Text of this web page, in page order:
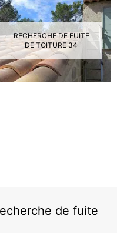
RECHERCHE DE FUITE
DE TOITURE 34
de fuite